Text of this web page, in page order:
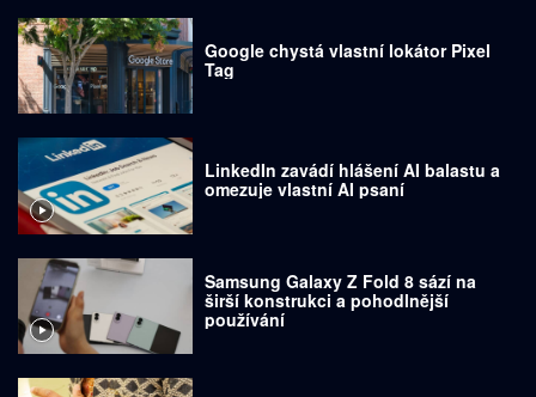
Google chystá vlastní lokátor Pixel
Tag
LinkedIn zavádí hlášení AI balastu a
omezuje vlastní AI psaní
Samsung Galaxy Z Fold 8 sází na
širší konstrukci a pohodlnější
používání